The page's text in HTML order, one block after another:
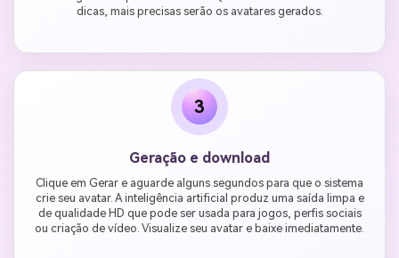
dicas, mais precisas serão os avatares gerados.
3
Geração e download
Clique em Gerar e aguarde alguns segundos para que o sistema
crie seu avatar. A inteligência artificial produz uma saída limpa e
de qualidade HD que pode ser usada para jogos, perfis sociais
ou criação de vídeo. Visualize seu avatar e baixe imediatamente.